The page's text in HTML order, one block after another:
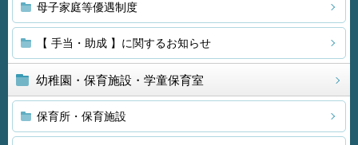
母子家庭等優遇制度
【 手当・助成 】に関するお知らせ
幼稚園・保育施設・学童保育室
保育所・保育施設